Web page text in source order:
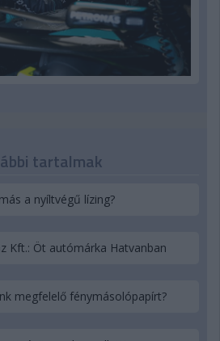
tartalmak
a nyíltvégű lízing?
Kft.: Öt autómárka Hatvanban
megfelelő fénymásolópapírt?